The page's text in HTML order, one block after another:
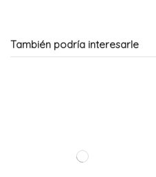
También podría interesarle